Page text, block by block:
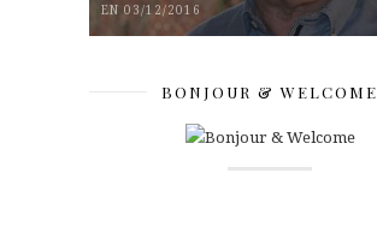
EN 03/12/2016
BONJOUR & WELCOME